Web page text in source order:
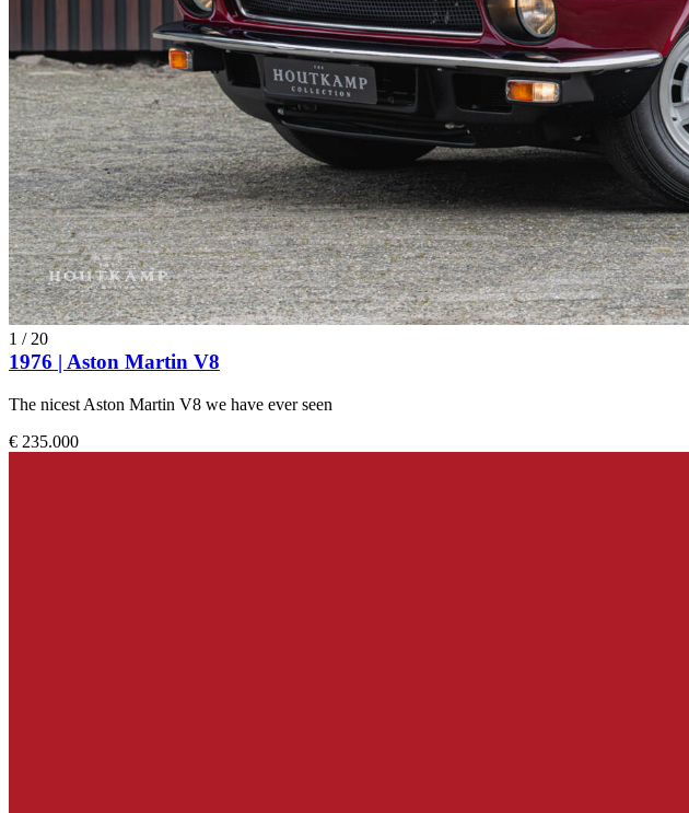
1 / 20
1976 | Aston Martin V8
The nicest Aston Martin V8 we have ever seen
€ 235.000